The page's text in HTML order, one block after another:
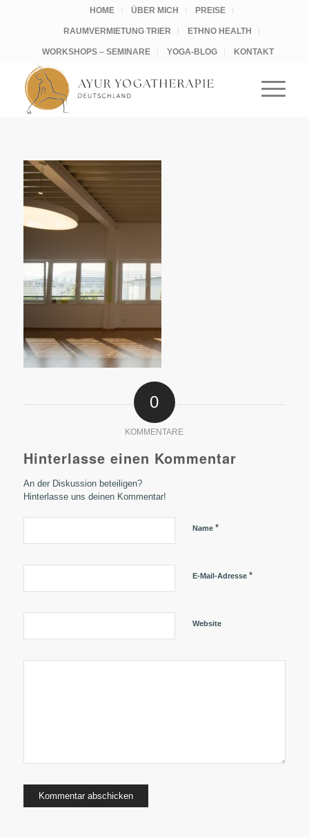
HOME ÜBER MICH PREISE
RAUMVERMIETUNG TRIER ETHNO HEALTH
WORKSHOPS – SEMINARE YOGA-BLOG KONTAKT
0
KOMMENTARE
Hinterlasse einen Kommentar
An der Diskussion beteiligen?
Hinterlasse uns deinen Kommentar!
Name *
E-Mail-Adresse *
Website